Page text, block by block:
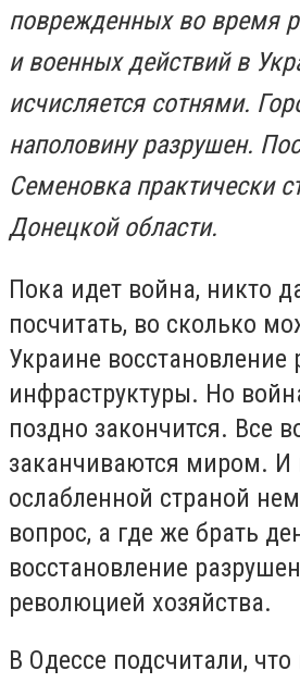
поврежденных во время
и военных действий в
исчисляется сотнями.
наполовину разрушен.
Семеновка практически
Донецкой области.
Пока идет война, никто
посчитать, во сколько
Украине восстановление
инфраструктуры. Но
поздно закончится. Все
заканчиваются миром. И
ослабленной страной
вопрос, а где же брать
восстановление
революцией хозяйства.
В Одессе подсчитали, что